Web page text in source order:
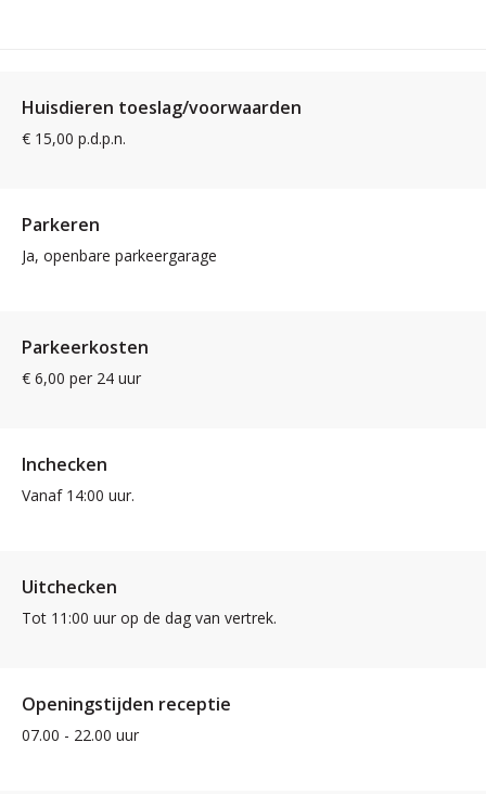
Huisdieren toeslag/voorwaarden
€ 15,00 p.d.p.n.
Parkeren
Ja, openbare parkeergarage
Parkeerkosten
€ 6,00 per 24 uur
Inchecken
Vanaf 14:00 uur.
Uitchecken
Tot 11:00 uur op de dag van vertrek.
Openingstijden receptie
07.00 - 22.00 uur